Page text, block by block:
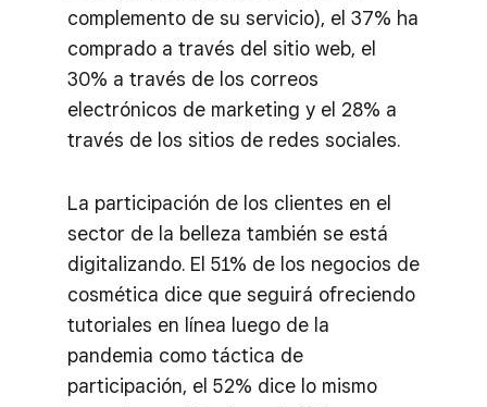
complemento de su servicio), el 37% ha
comprado a través del sitio web, el
30% a través de los correos
electrónicos de marketing y el 28% a
través de los sitios de redes sociales.
La participación de los clientes en el
sector de la belleza también se está
digitalizando. El 51% de los negocios de
cosmética dice que seguirá ofreciendo
tutoriales en línea luego de la
pandemia como táctica de
participación, el 52% dice lo mismo